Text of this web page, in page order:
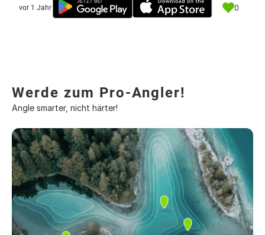
vor 1 Jahr 0
Werde zum Pro-Angler!
Angle smarter, nicht härter!